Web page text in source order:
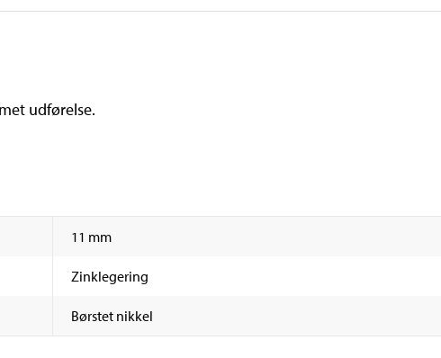
udførelse.
11 mm
Zinklegering
Børstet nikkel